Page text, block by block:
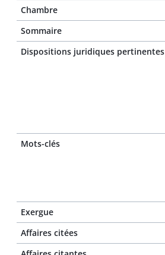
Chambre
Sommaire
Dispositions juridiques pertinentes
Mots-clés
Exergue
Affaires citées